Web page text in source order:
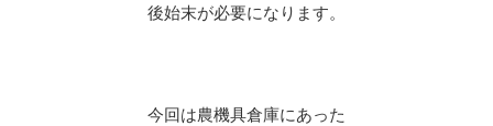
後始末が必要になります。
今回は農機具倉庫にあった